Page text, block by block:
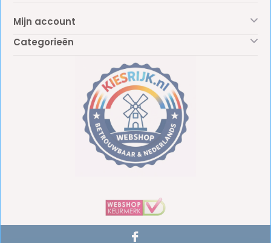
Mijn account
Categorieën